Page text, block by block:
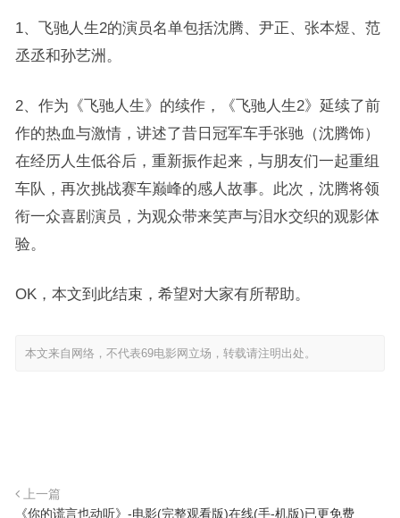
1、飞驰人生2的演员名单包括沈腾、尹正、张本煜、范
丞丞和孙艺洲。
2、作为《飞驰人生》的续作，《飞驰人生2》延续了前
作的热血与激情，讲述了昔日冠军车手张驰（沈腾饰）
在经历人生低谷后，重新振作起来，与朋友们一起重组
车队，再次挑战赛车巅峰的感人故事。此次，沈腾将领
衔一众喜剧演员，为观众带来笑声与泪水交织的观影体
验。
OK，本文到此结束，希望对大家有所帮助。
本文来自网络，不代表69电影网立场，转载请注明出处。
上一篇
《你的谎言也动听》-电影(完整观看版)在线(手-机版)已更免费